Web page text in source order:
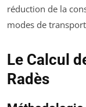
réduction de la
modes de
Le Calcul
Radès